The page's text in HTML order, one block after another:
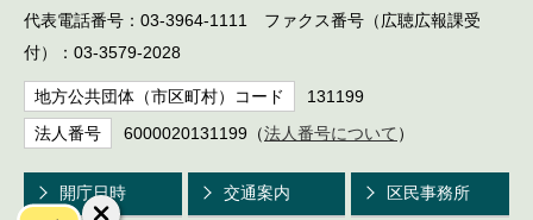
代表電話番号：03-3964-1111 ファクス番号（広聴広報課受
付）：03-3579-2028
地方公共団体（市区町村）コード 131199
法人番号 6000020131199（法人番号について ）
開庁日時 交通案内 区民事務所